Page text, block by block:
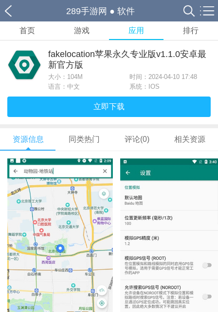
289手游网 ● 软件
首页 游戏 应用 排行
fakelocation苹果永久专业版v1.1.0安卓最
新官方版
大小： 104M
时间：2024-04-10 17:48
语言：中文
系统：IOS
立即下载
资源信息 同类热门 评论(0) 相关资源